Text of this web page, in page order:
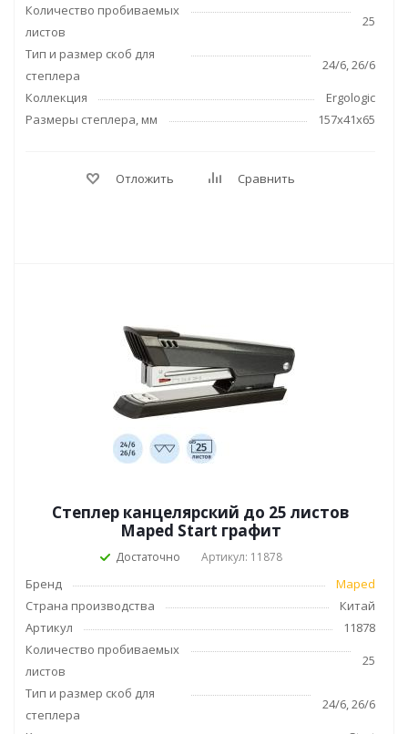
Количество пробиваемых
листов
25
Тип и размер скоб для
степлера
24/6, 26/6
Коллекция
Ergologic
Размеры степлера, мм
157x41x65
Отложить Сравнить
Степлер канцелярский до 25 листов
Maped Start графит
Достаточно Артикул: 11878
Бренд
Maped
Страна производства
Китай
Артикул
11878
Количество пробиваемых
листов
25
Тип и размер скоб для
степлера
24/6, 26/6